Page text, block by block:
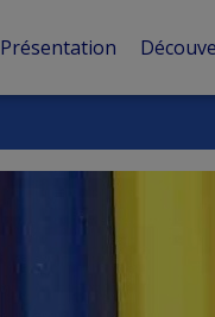
Présentation